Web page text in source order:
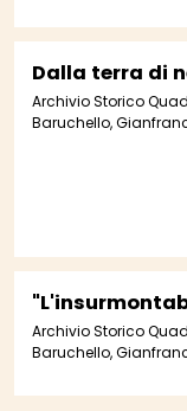
Dalla terra di
Archivio Storico
Baruchello,
Archivio Storico
Baruchello,